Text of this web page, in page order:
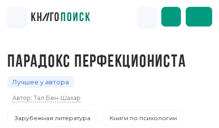
ПАРАДОКС ПЕРФЕКЦИОНИСТА
Лучшее у автора
Автор: Тал Бен-Шахар
Зарубежная литература Книги по психологии